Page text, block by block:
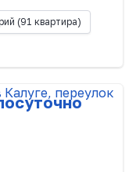
(91 квартира)